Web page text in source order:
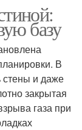
базу
В
стены и даже
закрытая
газа при